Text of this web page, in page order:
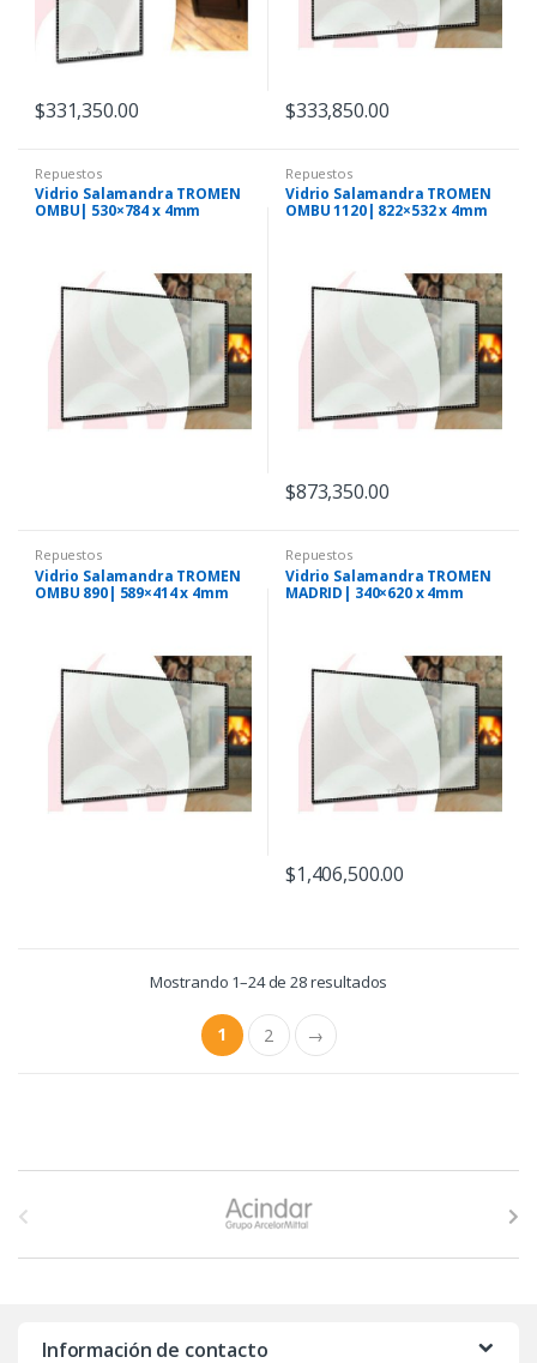
$331,350.00 $333,850.00
Repuestos
Vidrio Salamandra TROMEN
OMBU| 530×784 x 4mm
Repuestos
Vidrio Salamandra TROMEN
OMBU 1120| 822×532 x 4mm
$873,350.00
Repuestos
Vidrio Salamandra TROMEN
OMBU 890| 589×414 x 4mm
Repuestos
Vidrio Salamandra TROMEN
MADRID| 340×620 x 4mm
$1,406,500.00
Mostrando 1–24 de 28 resultados
1 2 →
Información de contacto